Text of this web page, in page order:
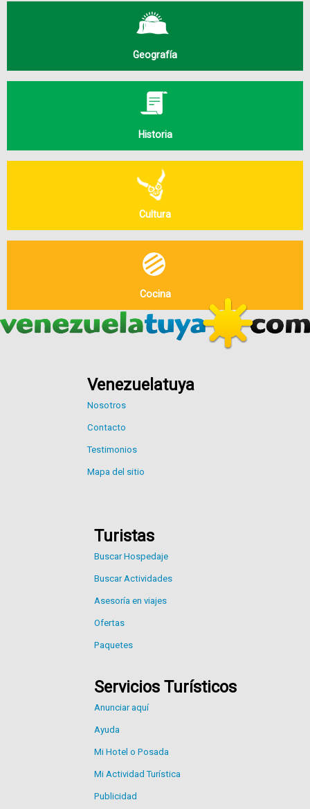
Geografía
Historia
Cultura
Cocina
Venezuelatuya
Nosotros
Contacto
Testimonios
Mapa del sitio
Turistas
Buscar Hospedaje
Buscar Actividades
Asesoría en viajes
Ofertas
Paquetes
Servicios Turísticos
Anunciar aquí
Ayuda
Mi Hotel o Posada
Mi Actividad Turística
Publicidad